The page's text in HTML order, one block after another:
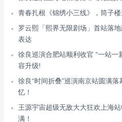
青春扎根《锦绣小三线》，筒子楼
罗云熙「熙界无限剧场」首站落
表达
徐良巡演合肥站顺利收官 “一站一
容升级!
徐良“时间折叠”巡演南京站圆满
忆！
王源宇宙超级无敌大大狂欢上海
满！